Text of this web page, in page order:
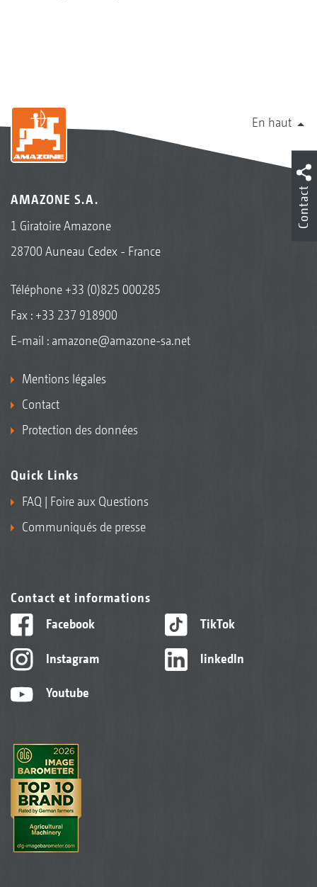
En haut
AMAZONE S.A.
1 Giratoire Amazone
28700 Auneau Cedex - France
Téléphone+33 (0)825 000285
Fax : +33 237 918900
E-mail : amazone@amazone-sa.net
Mentions légales
Contact
Protection des données
Quick Links
FAQ | Foire aux Questions
Communiqués de presse
Contact et informations
Facebook
Instagram
Youtube
TikTok
linkedIn
Contact